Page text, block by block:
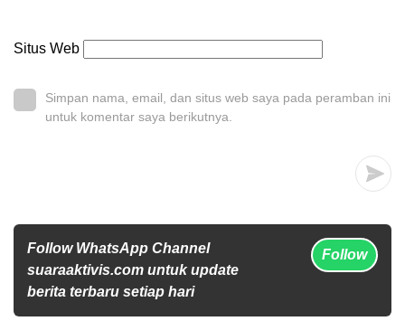
Situs Web
Simpan nama, email, dan situs web saya pada peramban ini
untuk komentar saya berikutnya.
Follow WhatsApp Channel
suaraaktivis.com untuk update
berita terbaru setiap hari
Follow